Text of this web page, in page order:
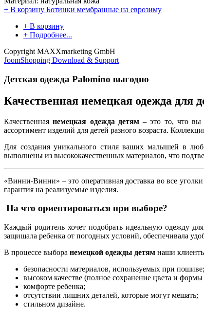
+ В корзину Ботинки мембранные на еврозиму
+ В корзину
+ Подробнее...
Copyright MAXXmarketing GmbH
JoomShopping Download & Support
Детская одежда Palomino выгодно
Качественная немецкая одежда для
Качественнаянемецкая одежда детям– это то, что вы
ассортимент изделий для детей разного возраста.
Для создания уникального стиля ваших малышей в
выполнены из высококачественных материалов, что
«Винни-Винни» – это оперативная доставка во все
гарантия на реализуемые изделия.
На что ориентироваться при выборе?
Каждый родитель хочет подобрать идеальную одежду
защищала ребенка от погодных условий, обеспечивала
В процессе выбора немецкой одежды детям наши
безопасности материалов, используемых при пошиве;
высоком качестве (полное сохранение цвета и
комфорте ребенка;
отсутствии лишних деталей, которые могут мешать;
стильном дизайне.